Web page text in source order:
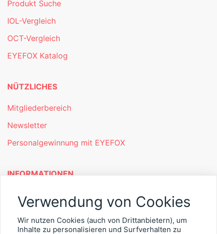
Produkt Suche
IOL-Vergleich
OCT-Vergleich
EYEFOX Katalog
NÜTZLICHES
Mitgliederbereich
Newsletter
Personalgewinnung mit EYEFOX
INFORMATIONEN
Was ist EYEFOX – Ihre Möglichkeiten
Kontakt
Verwendung von Cookies
Wir nutzen Cookies (auch von Drittanbietern), um
Inhalte zu personalisieren und Surfverhalten zu